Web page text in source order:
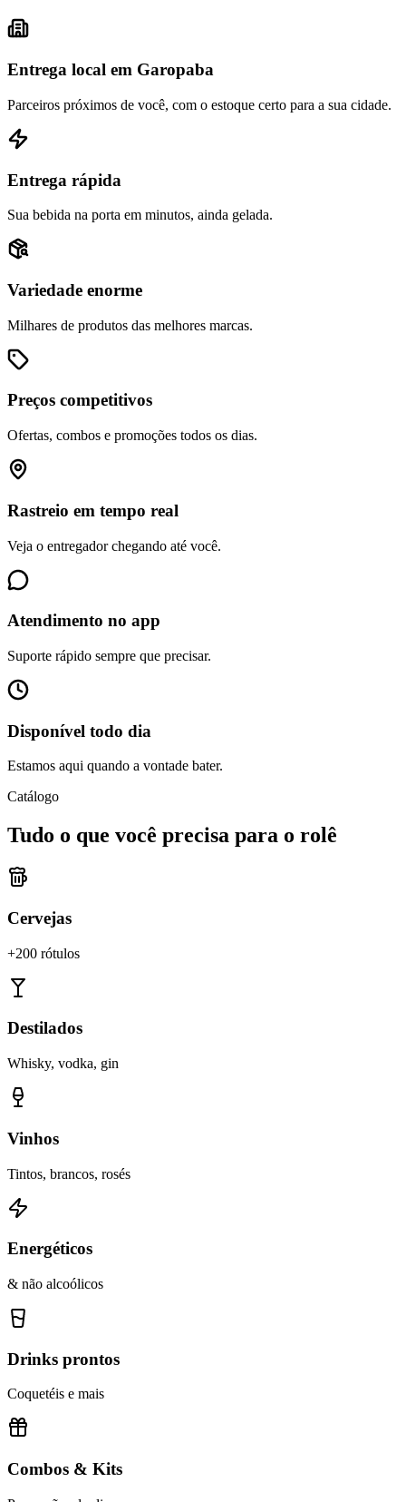
Entrega local em Garopaba
Parceiros próximos de você, com o estoque certo para a sua cidade.
Entrega rápida
Sua bebida na porta em minutos, ainda gelada.
Variedade enorme
Milhares de produtos das melhores marcas.
Preços competitivos
Ofertas, combos e promoções todos os dias.
Rastreio em tempo real
Veja o entregador chegando até você.
Atendimento no app
Suporte rápido sempre que precisar.
Disponível todo dia
Estamos aqui quando a vontade bater.
Catálogo
Tudo o que você precisa para o rolê
Cervejas
+200 rótulos
Destilados
Whisky, vodka, gin
Vinhos
Tintos, brancos, rosés
Energéticos
& não alcoólicos
Drinks prontos
Coquetéis e mais
Combos & Kits